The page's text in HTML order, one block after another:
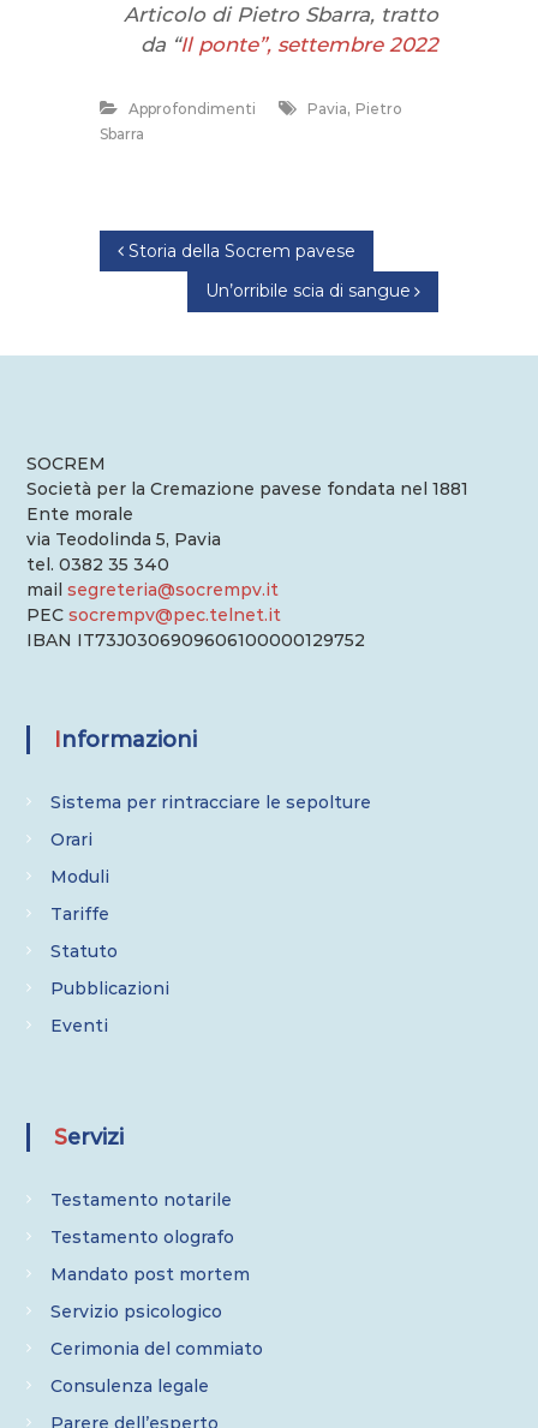
Articolo di Pietro Sbarra, tratto
da “Il ponte”, settembre 2022
Approfondimenti Pavia, Pietro
Sbarra
N
v
g
a
z
i
n
e
r
t
i
o
i
Storia della Socrem pavese
Un’orribile scia di sangue
SOCREM
Società per la Cremazione pavese fondata nel 1881
Ente morale
via Teodolinda 5, Pavia
tel. 0382 35 340
mail segreteria@socrempv.it
PEC socrempv@pec.telnet.it
IBAN IT73J0306909606100000129752
Informazioni
Sistema per rintracciare le sepolture
Orari
Moduli
Tariffe
Statuto
Pubblicazioni
Eventi
Servizi
Testamento notarile
Testamento olografo
Mandato post mortem
Servizio psicologico
Cerimonia del commiato
Consulenza legale
Parere dell’esperto